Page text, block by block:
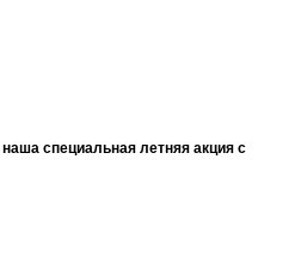
наша специальная летняя акция с